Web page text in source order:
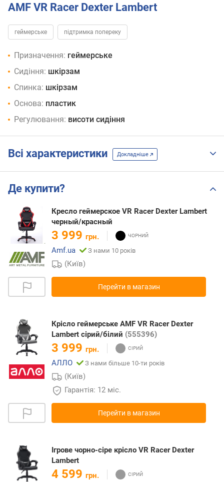
AMF VR Racer Dexter Lambert
геймерське підтримка попереку
Призначення: геймерське
Сидіння: шкірзам
Спинка: шкірзам
Основа: пластик
Регулювання: висоти сидіння
Всі характеристики Докладніше
Де купити?
Кресло геймерское VR Racer Dexter Lambert
черный/красный
3 999 грн.
Amf.ua
З нами 10 років
(Київ)
Перейти в магазин
Крісло геймерське AMF VR Racer Dexter
Lambert сірий/білий (555396)
3 999 грн.
АЛЛО
З нами більше 10-ти років
(Київ)
Гарантія: 12 міс.
Перейти в магазин
Ігрове чорно-сіре крісло VR Racer Dexter
Lambert
4 599 грн.